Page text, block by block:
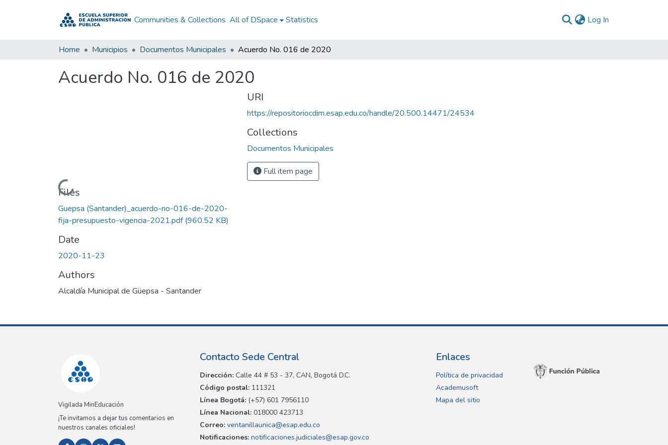
Communities & Collections All of DSpace Statistics Log In
Home Municipios Documentos Municipales Acuerdo No. 016 de 2020
Acuerdo No. 016 de 2020
Loading...
Files
Guepsa (Santander)_acuerdo-no-016-de-2020-
fija-presupuesto-vigencia-2021.pdf(960.52 KB)
Date
2020-11-23
Authors
Alcaldía Municipal de Güepsa - Santander
URI
https://repositoriocdim.esap.edu.co/handle/20.500.14471/24534
Collections
Documentos Municipales
Full item page
Vigilada MinEducación
¡Te invitamos a dejar tus comentarios en
nuestros canales oficiales!
Contacto Sede Central
Dirección: Calle 44 # 53 - 37, CAN, Bogotá D.C.
Código postal: 111321
Línea Bogotá: (+57) 601 7956110
Línea Nacional: 018000 423713
Correo: ventanillaunica@esap.edu.co
Notificaciones: notificaciones.judiciales@esap.gov.co
Enlaces
Política de privacidad
Academusoft
Mapa del sitio